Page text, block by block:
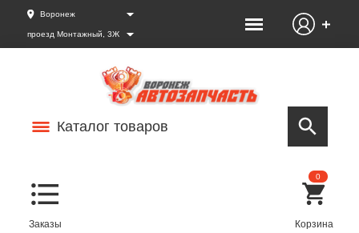
Воронеж
проезд Монтажный, 3Ж
Каталог товаров
0